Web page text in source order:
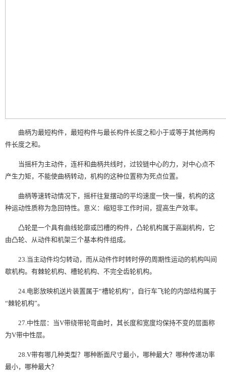
曲柄为最短构件，最短构件与最长构件长度之和小于或等于其他两构
件长度之和。
当摇杆为主动件，连杆和曲柄共线时，过铰链中心的力，对中心点不
产生力矩，不能使曲柄转动，机构的这种位置称为死点位置。
曲柄等速转动情况下，摇杆往复摆动的平均速度一快一慢，机构的这
种运动性质称为急回特性。意义：缩短非工作时间，提高生产效率。
凸轮是一个具有曲线轮廓或凹槽的构件，凸轮机构属于高副机构，它
由凸轮、从动件和机架三个基本构件组成。
23.当主动件均匀转动，而从动件作时转时停的周期性运动的机构叫间
歇机构。有棘轮机构、槽轮机构、不完全齿轮机构。
24.电影放映机送片装置属于“槽轮机构”，自行车飞轮的内部结构属于
“棘轮机构”。
27.中性层：当V带绕带轮弯曲时，其长度和宽度均保持不变的层面称
为V带中性层。
28.V带有哪几种类型？哪种断面尺寸最小，哪种最大？哪种传递功率
最小，哪种最大？